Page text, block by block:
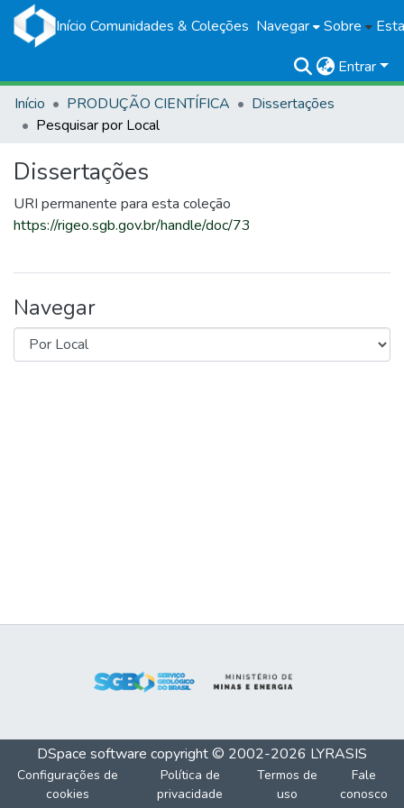
Início Comunidades & Coleções Navegar Sobre
Entrar
Início
PRODUÇÃO CIENTÍFICA
Dissertações
Pesquisar por Local
Dissertações
URI permanente para esta coleção
https://rigeo.sgb.gov.br/handle/doc/73
Navegar
DSpace software copyright © 2002-2026 LYRASIS
Configurações de
cookies
Política de
privacidade
Termos de
uso
Fale
conosco